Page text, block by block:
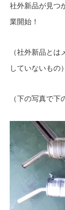
社外新品が見つ
業開始！
（社外新品と
していないもの）
（下の写真で